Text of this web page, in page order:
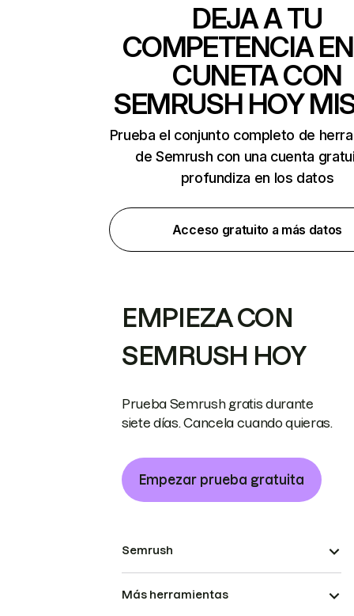
DEJA A TU
COMPETENCIA
CUNETA CON
SEMRUSH HOY
Prueba el conjunto completo de
de Semrush con una cuenta
profundiza en los datos
Acceso gratuito a más datos
EMPIEZA CON
SEMRUSH HOY
Prueba Semrush gratis durante
siete días. Cancela cuando quieras.
Empezar prueba gratuita
Semrush
Más herramientas